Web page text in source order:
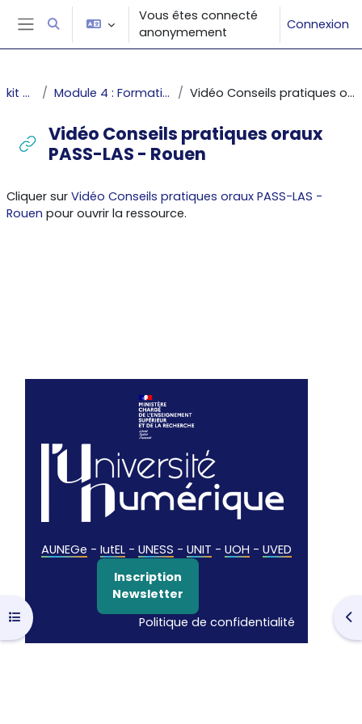
Passer au contenu principal
Panneau latéral
Activer/désactiver la saisie de recherche
Vous êtes connecté
anonymement
Connexion
Ouvrir l’index du cours
kit oraux Module 4 : Formation des étudiants Vidéo Conseils pratiques oraux PASS-LAS - Rouen
Vidéo Conseils pratiques oraux
PASS-LAS - Rouen
Cliquer sur Vidéo Conseils pratiques oraux PASS-LAS -
Rouen pour ouvrir la ressource.
AUNEGe - IutEL - UNESS - UNIT - UOH - UVED
Inscription
Newsletter
Politique de confidentialité